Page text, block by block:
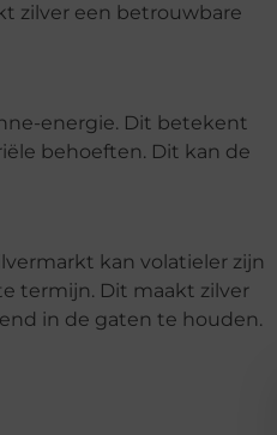
zilver een betrouwbare
energie. Dit betekent
behoeften. Dit kan de
kan volatieler zijn
termijn. Dit maakt zilver
in de gaten te houden.